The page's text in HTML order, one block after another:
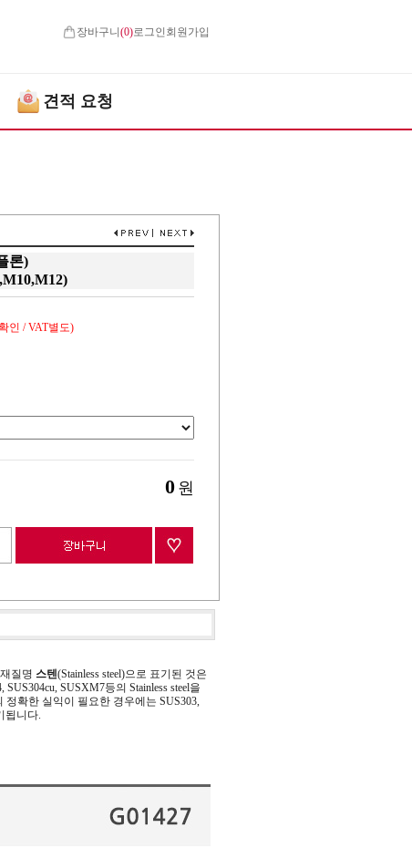
장바구니(0)로그인 회원가입
견적 요청
론)
인 / VAT별도)
0 원
질명 스텐(Stainless steel)으로 표기된 것은
SUS304cu, SUSXM7등의 Stainless steel을
정확한 실익이 필요한 경우에는 SUS303,
됩니다.